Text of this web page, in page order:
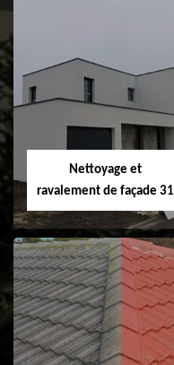
Pose et
changement de
fenêtre de toit et
Velux 31
Nettoyage et
ravalement de façade 31
Nettoyage et
ravalement de